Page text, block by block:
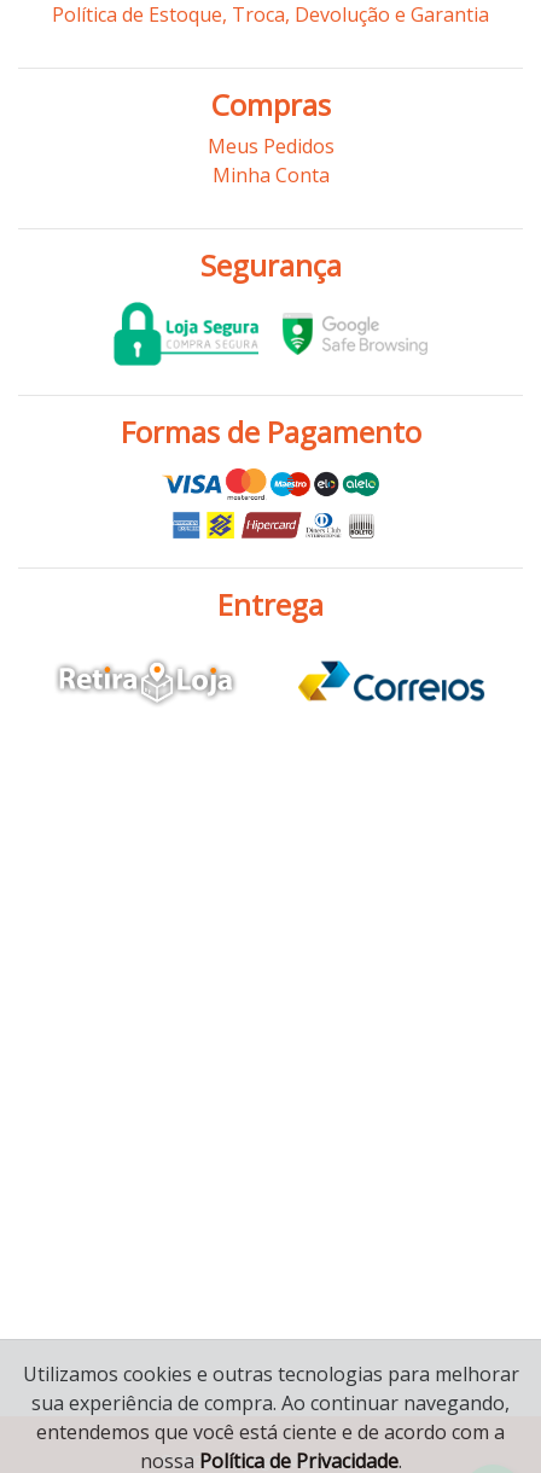
Política de Estoque, Troca, Devolução e Garantia
Compras
Meus Pedidos
Minha Conta
Segurança
Formas de Pagamento
Entrega
© 2020 Copyright Mariana Joias
Utilizamos cookies e outras tecnologias para melhorar
sua experiência de compra. Ao continuar navegando,
entendemos que você está ciente e de acordo com a
nossa Política de Privacidade.